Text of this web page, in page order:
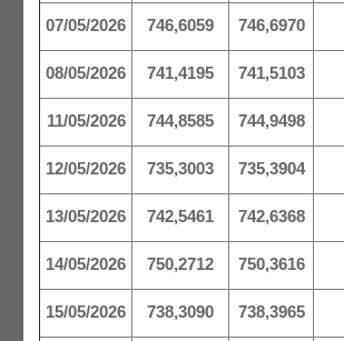
07/05/2026 746,6059 746,6970
08/05/2026 741,4195 741,5103
11/05/2026 744,8585 744,9498
12/05/2026 735,3003 735,3904
13/05/2026 742,5461 742,6368
14/05/2026 750,2712 750,3616
15/05/2026 738,3090 738,3965